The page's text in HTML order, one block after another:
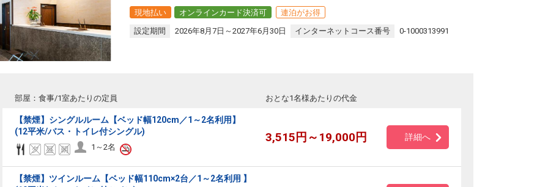
現地払い
オンラインカード決済可
連泊がお得
設定期間
2026年8月7日～2027年6月30日 インターネットコース番号 0-1000313991
部屋：食事/1室あたりの定員 おとな1名様あたりの代金
【禁煙】シングルルーム【ベッド幅120cm／1～2名利用】
(12平米/バス・トイレ付シングル)
1～2名
3,515円～19,000円 詳細へ
【禁煙】ツインルーム【ベッド幅110cm×2台／1～2名利用 】